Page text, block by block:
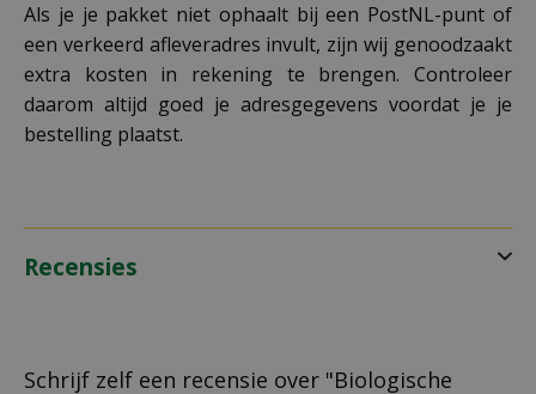
Als je je pakket niet ophaalt bij een PostNL-punt of
een verkeerd afleveradres invult, zijn wij genoodzaakt
extra kosten in rekening te brengen. Controleer
daarom altijd goed je adresgegevens voordat je je
bestelling plaatst.
Recensies
Schrijf zelf een recensie over "Biologische